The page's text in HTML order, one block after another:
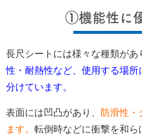
①機能性に
長尺シートには様々な種類があ
性・耐熱性など、使用する場
分けています。
表面には凹凸があり、
防滑性・
ます。 転倒時などに衝撃を和